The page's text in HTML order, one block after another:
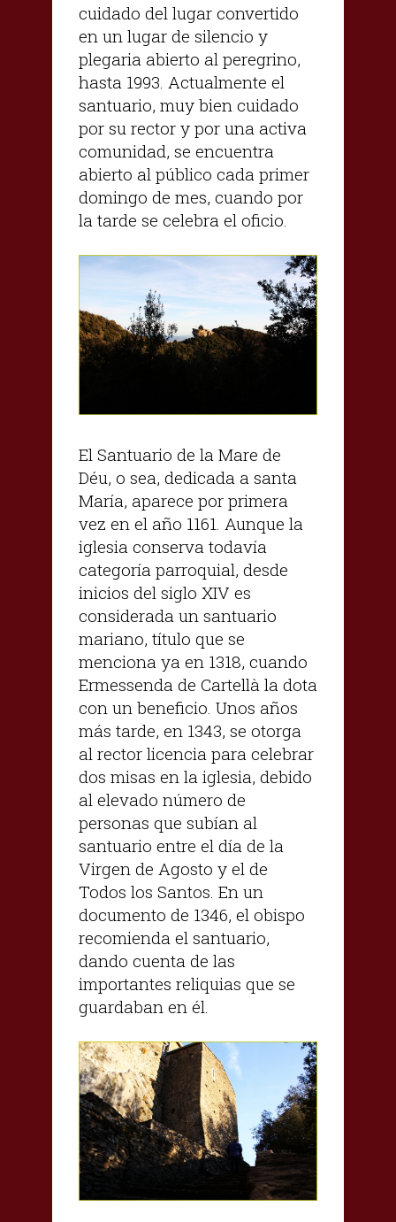
cuidado del lugar convertido
en un lugar de silencio y
plegaria abierto al peregrino,
hasta 1993. Actualmente el
santuario, muy bien cuidado
por su rector y por una activa
comunidad, se encuentra
abierto al público cada primer
domingo de mes, cuando por
la tarde se celebra el oficio.
El Santuario de la Mare de
Déu, o sea, dedicada a santa
María, aparece por primera
vez en el año 1161. Aunque la
iglesia conserva todavía
categoría parroquial, desde
inicios del siglo XIV es
considerada un santuario
mariano, título que se
menciona ya en 1318, cuando
Ermessenda de Cartellà la dota
con un beneficio. Unos años
más tarde, en 1343, se otorga
al rector licencia para celebrar
dos misas en la iglesia, debido
al elevado número de
personas que subían al
santuario entre el día de la
Virgen de Agosto y el de
Todos los Santos. En un
documento de 1346, el obispo
recomienda el santuario,
dando cuenta de las
importantes reliquias que se
guardaban en él.